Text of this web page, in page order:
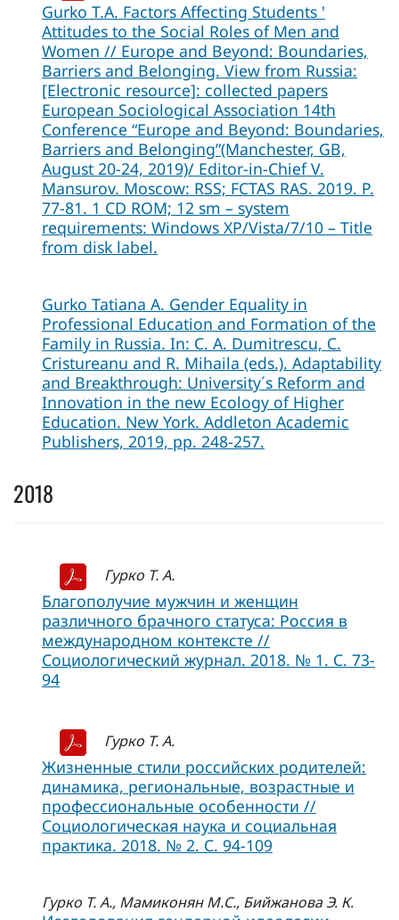
Gurko T.A. Factors Affecting Students '
Attitudes to the Social Roles of Men and
Women // Europe and Beyond: Boundaries,
Barriers and Belonging. View from Russia:
[Electronic resource]: collected papers
European Sociological Association 14th
Conference “Europe and Beyond: Boundaries,
Barriers and Belonging”(Manchester, GB,
August 20-24, 2019)/ Editor-in-Chief V.
Mansurov. Moscow: RSS; FCTAS RAS. 2019. P.
77-81. 1 CD ROM; 12 sm – system
requirements: Windows XP/Vista/7/10 – Title
from disk label.
Gurko Tatiana A. Gender Equality in
Professional Education and Formation of the
Family in Russia. In: C. A. Dumitrescu, C.
Cristureanu and R. Mihaila (eds.). Adaptability
and Breakthrough: University´s Reform and
Innovation in the new Ecology of Higher
Education. New York. Addleton Academic
Publishers, 2019, pp. 248-257.
2018
Гурко Т. А.
Благополучие мужчин и женщин
различного брачного статуса: Россия в
международном контексте //
Социологический журнал. 2018. № 1. С. 73-
94
Гурко Т. А.
Жизненные стили российских родителей:
динамика, региональные, возрастные и
профессиональные особенности //
Социологическая наука и социальная
практика. 2018. № 2. С. 94-109
Гурко Т. А., Мамиконян М.С., Бийжанова Э. К.